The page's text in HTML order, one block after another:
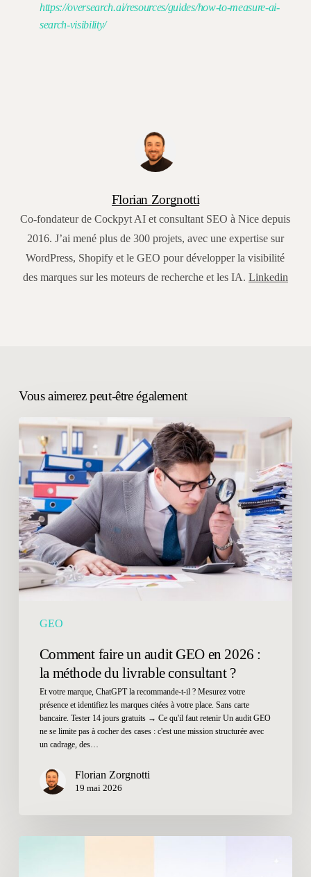
https://oversearch.ai/resources/guides/how-to-measure-ai-
search-visibility/
Florian Zorgnotti
Co-fondateur de Cockpyt AI et consultant SEO à Nice depuis
2016. J’ai mené plus de 300 projets, avec une expertise sur
WordPress, Shopify et le GEO pour développer la visibilité
des marques sur les moteurs de recherche et les IA. Linkedin
Vous aimerez peut-être également
GEO
Comment
faire
un
audit
GEO
en
2026
:
la
méthode
Comment faire un audit GEO en 2026 :
la méthode du livrable consultant ?
Et votre marque, ChatGPT la recommande-t-il ? Mesurez votre
présence et identifiez les marques citées à votre place. Sans carte
bancaire. Tester 14 jours gratuits → Ce qu'il faut retenir Un audit GEO
ne se limite pas à cocher des cases : c'est une mission structurée avec
un cadrage, des…
Florian Zorgnotti
19 mai 2026